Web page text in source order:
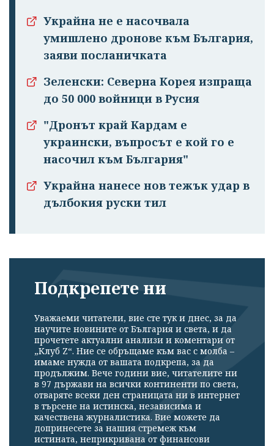
Украйна не е насочвала
умишлено дронове към България,
заяви посланичката
Зеленски: Северна Корея изпраща
до 50 000 войници в Русия
"Дронът край Кардам е
украински, въпросът е кой го е
насочил към България"
Украйна нанесе нов тежък удар в
дълбокия руски тил
Подкрепете ни
Уважаеми читатели, вие сте тук и днес, за да
научите новините от България и света, и да
прочетете актуални анализи и коментари от
„Клуб Z“. Ние се обръщаме към вас с молба –
имаме нужда от вашата подкрепа, за да
продължим. Вече години вие, читателите ни
в 97 държави на всички континенти по света,
отваряте всеки ден страницата ни в интернет
в търсене на истинска, независима и
качествена журналистика. Вие можете да
допринесете за нашия стремеж към
истината, неприкривана от финансови